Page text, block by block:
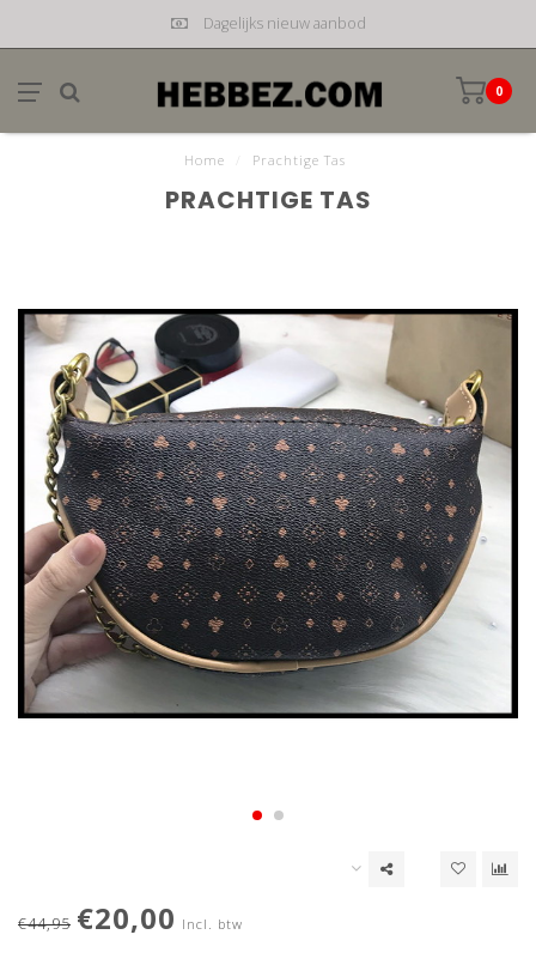
Dagelijks nieuw aanbod
0
Home Prachtige Tas
PRACHTIGE TAS
€44,95 €20,00 Incl. btw